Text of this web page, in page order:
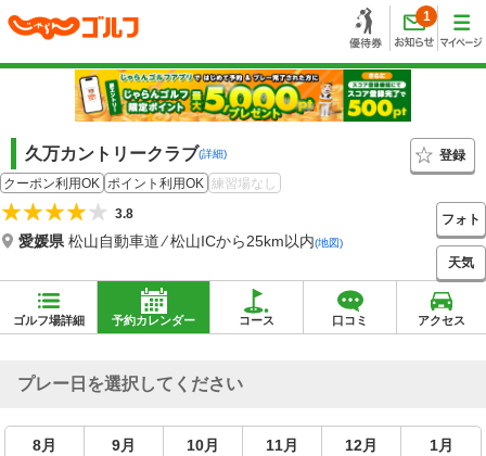
1
久万カントリークラブ(詳細)
登録
クーポン利用OK ポイント利用OK 練習場なし
3.8
愛媛県松山自動車道 ⁄ 松山ICから25km以内(地図)
フォト
天気
ゴルフ場詳細 予約カレンダー コース 口コミ アクセス
プレー日を選択してください
8月 9月 10月 11月 12月 1月